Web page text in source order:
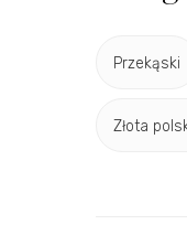
Przekąski
Złota